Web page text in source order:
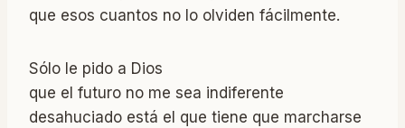
que esos cuantos no lo olviden fácilmente.
Sólo le pido a Dios
que el futuro no me sea indiferente
desahuciado está el que tiene que marcharse